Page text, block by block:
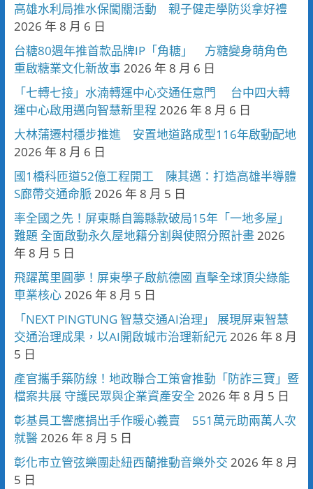
高雄水利局推水保闖關活動 親子健走學防災拿好禮
2026 年 8 月 6 日
台糖80週年推首款品牌IP「角糖」 方糖變身萌角色
重啟糖業文化新故事2026 年 8 月 6 日
「七轉七接」水湳轉運中心交通任意門 台中四大轉
運中心啟用邁向智慧新里程 2026 年 8 月 6 日
大林蒲遷村穩步推進 安置地道路成型116年啟動配地
2026 年 8 月 6 日
國1橋科匝道52億工程開工 陳其邁：打造高雄半導體
S廊帶交通命脈2026 年 8 月 5 日
率全國之先！屏東縣自籌縣款破局15年「一地多屋」
難題 全面啟動永久屋地籍分割與使照分照計畫2026
年 8 月 5 日
飛躍萬里圓夢！屏東學子啟航德國 直擊全球頂尖綠能
車業核心2026 年 8 月 5 日
「NEXT PINGTUNG 智慧交通AI治理」 展現屏東智慧
交通治理成果，以AI開啟城市治理新紀元2026 年 8 月
5 日
產官攜手築防線！地政聯合工策會推動「防詐三寶」暨
檔案共展 守護民眾與企業資產安全 2026 年 8 月 5 日
彰基員工響應捐出手作暖心義賣 551萬元助兩萬人次
就醫2026 年 8 月 5 日
彰化市立管弦樂團赴紐西蘭推動音樂外交 2026 年 8 月
5 日